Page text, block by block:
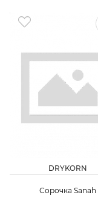
DRYKORN
Сорочка Sanah